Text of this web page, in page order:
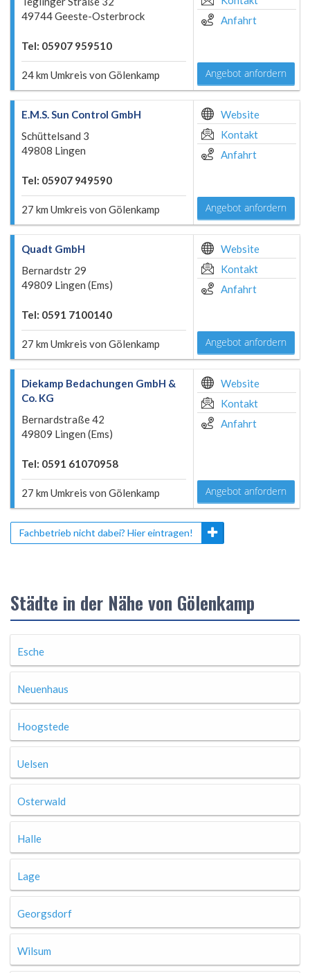
49744 Geeste-Osterbrock
Tel: 05907 959510
24 km Umkreis von Gölenkamp
Anfahrt
Angebot anfordern
E.M.S. Sun Control GmbH
Schüttelsand 3
49808 Lingen
Tel: 05907 949590
27 km Umkreis von Gölenkamp
Website
Kontakt
Anfahrt
Angebot anfordern
Quadt GmbH
Bernardstr 29
49809 Lingen (Ems)
Tel: 0591 7100140
27 km Umkreis von Gölenkamp
Website
Kontakt
Anfahrt
Angebot anfordern
Diekamp Bedachungen GmbH &
Co. KG
Bernardstraße 42
49809 Lingen (Ems)
Tel: 0591 61070958
27 km Umkreis von Gölenkamp
Website
Kontakt
Anfahrt
Angebot anfordern
Fachbetrieb nicht dabei? Hier eintragen!
Städte in der Nähe von Gölenkamp
Esche
Neuenhaus
Hoogstede
Uelsen
Osterwald
Halle
Lage
Georgsdorf
Wilsum